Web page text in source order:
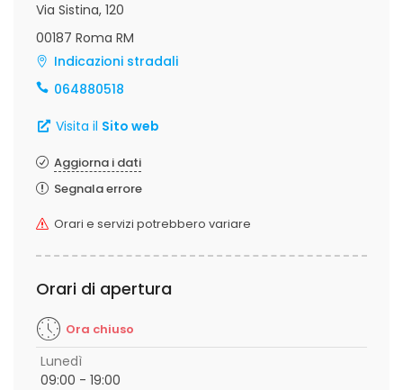
Via Sistina, 120
00187 Roma RM
Indicazioni stradali
064880518
Visita il Sito web
Aggiorna i dati
Segnala errore
Orari e servizi potrebbero variare
Orari di apertura
Ora chiuso
Lunedì
09:00 - 19:00